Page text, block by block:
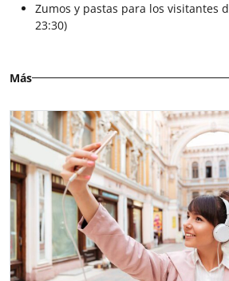
Zumos y pastas para los visitantes
23:30)
Más